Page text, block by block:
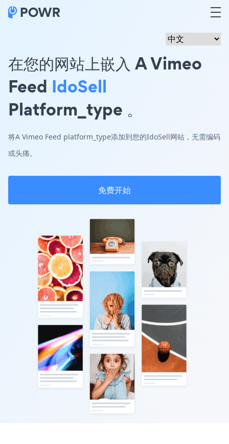
在您的网站上嵌入 A Vimeo
Feed IdoSell
Platform_type 。
将A Vimeo Feed platform_type添加到您的IdoSell网站，无需编码
或头痛。
免费开始